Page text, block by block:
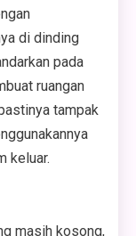
di dinding
pada
ruangan
tampak
keluar.
masih kosong,